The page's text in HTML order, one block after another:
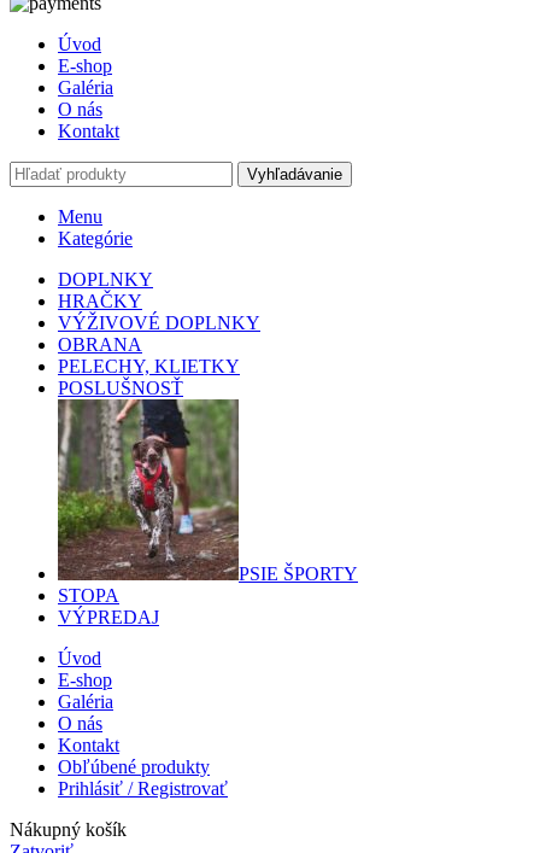
Úvod
E-shop
Galéria
O nás
Kontakt
Vyhľadávanie
Menu
Kategórie
DOPLNKY
HRAČKY
VÝŽIVOVÉ DOPLNKY
OBRANA
PELECHY, KLIETKY
POSLUŠNOSŤ
PSIE ŠPORTY
STOPA
VÝPREDAJ
Úvod
E-shop
Galéria
O nás
Kontakt
Obľúbené produkty
Prihlásiť / Registrovať
Nákupný košík